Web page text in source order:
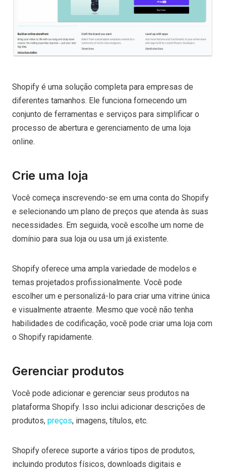
Shopify é uma solução completa para empresas de
diferentes tamanhos. Ele funciona fornecendo um
conjunto de ferramentas e serviços para simplificar o
processo de abertura e gerenciamento de uma loja
online.
Crie uma loja
Você começa inscrevendo-se em uma conta do Shopify
e selecionando um plano de preços que atenda às suas
necessidades. Em seguida, você escolhe um nome de
domínio para sua loja ou usa um já existente.
Shopify oferece uma ampla variedade de modelos e
temas projetados profissionalmente. Você pode
escolher um e personalizá-lo para criar uma vitrine única
e visualmente atraente. Mesmo que você não tenha
habilidades de codificação, você pode criar uma loja com
o Shopify rapidamente.
Gerenciar produtos
Você pode adicionar e gerenciar seus produtos na
plataforma Shopify. Isso inclui adicionar descrições de
produtos, preços, imagens, títulos, etc.
Shopify oferece suporte a vários tipos de produtos,
incluindo produtos físicos, downloads digitais e